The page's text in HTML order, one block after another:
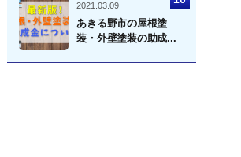
2021.03.09
あきる野市の屋根塗
装・外壁塗装の助成...